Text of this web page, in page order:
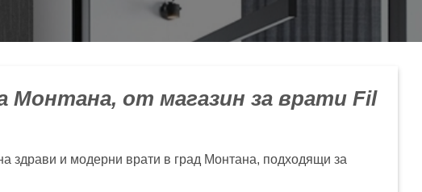
Монтана, от магазин за врати Fil
здрави и модерни врати в град Монтана, подходящи за